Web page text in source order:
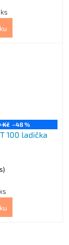
Kč –48 %
100 ladička